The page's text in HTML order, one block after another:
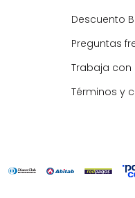
Descuento
Preguntas
Trabaja
Términos y